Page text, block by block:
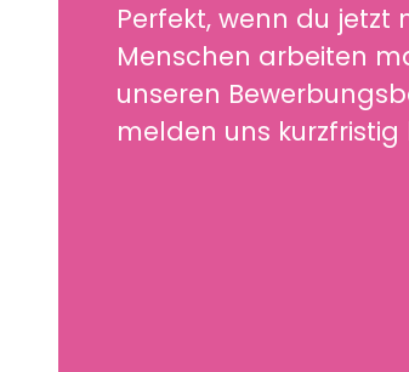
Perfekt, wenn du jetzt
Menschen arbeiten
unseren
melden uns kurzfristig